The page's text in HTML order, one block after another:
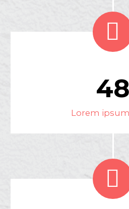


48
Lorem

